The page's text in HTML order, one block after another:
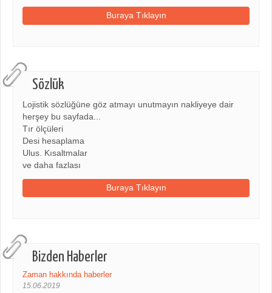
Buraya Tıklayın
Sözlük
Lojistik sözlüğüne göz atmayı unutmayın nakliyeye dair
herşey bu sayfada...
Tır ölçüleri
Desi hesaplama
Ulus. Kısaltmalar
ve daha fazlası
Buraya Tıklayın
Bizden Haberler
Zaman hakkında haberler
15.06.2019